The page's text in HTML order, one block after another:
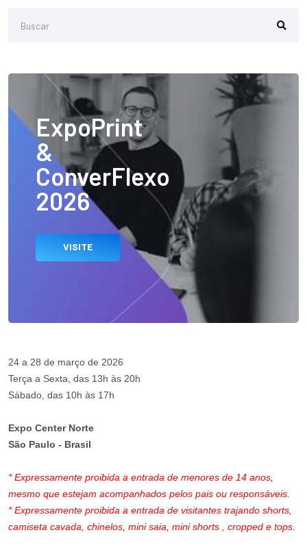
ExpoPrint
&
ConverFlexo
2026
VISITE
24 a 28 de março de 2026
Terça a Sexta, das 13h às 20h
Sábado, das 10h às 17h
Expo Center Norte
São Paulo - Brasil
* Expressamente proibida a entrada de menores de 14 anos,
mesmo que estejam acompanhados pelos pais ou responsáveis.
* Expressamente proibida a entrada de visitantes trajando shorts,
camiseta cavada, chinelos, mini saia, mini shorts , cropped e tops.